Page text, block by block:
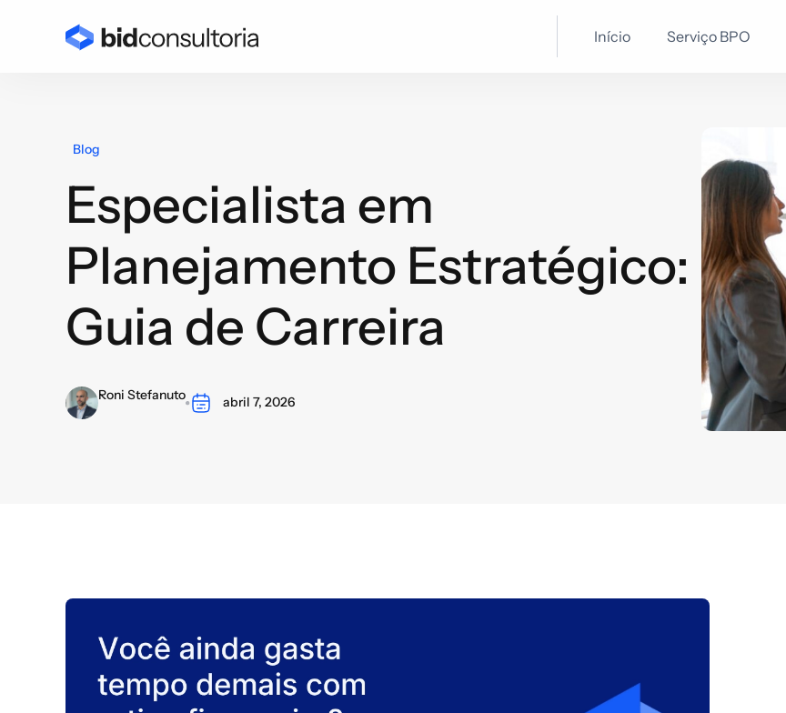
Início Serviço BPO
Blog
Especialista em
Planejamento Estratégico:
Guia de Carreira
Roni Stefanuto abril 7, 2026